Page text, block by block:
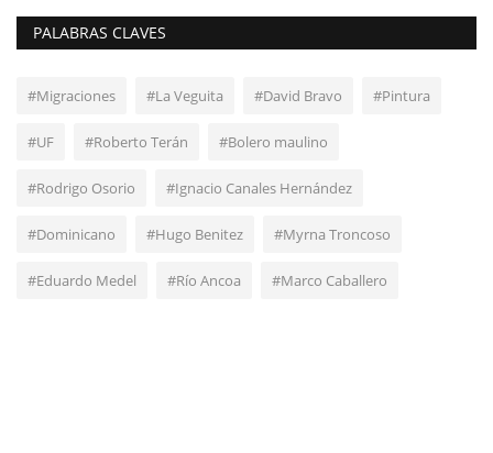
PALABRAS CLAVES
#Migraciones #La Veguita #David Bravo #Pintura
#UF #Roberto Terán #Bolero maulino
#Rodrigo Osorio #Ignacio Canales Hernández
#Dominicano #Hugo Benitez #Myrna Troncoso
#Eduardo Medel #Río Ancoa #Marco Caballero